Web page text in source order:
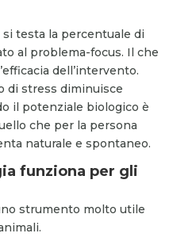
testa la percentuale di
al problema-focus. Il che
dell’intervento.
di stress diminuisce
il potenziale biologico è
che per la persona
naturale e spontaneo.
funziona per gli
strumento molto utile